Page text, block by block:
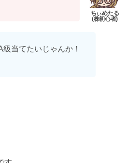
級当てたいじゃんか！